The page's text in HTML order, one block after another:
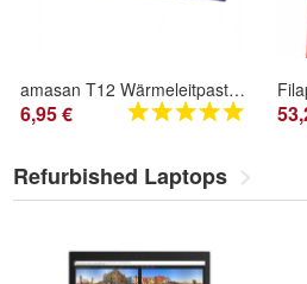
amasan T12 Wärmeleitpaste Tube 35g Siliconpaste, gute Wärmeleitfähigkeit
6,95 €
Refurbished Laptops